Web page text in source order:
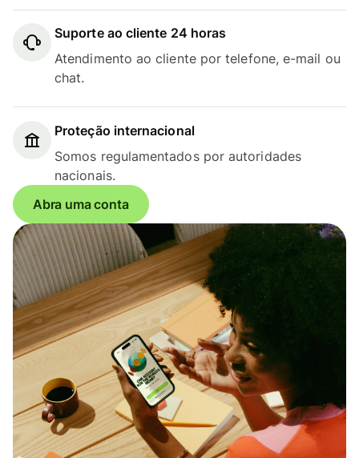
Suporte ao cliente 24 horas
Atendimento ao cliente por telefone, e-mail ou
chat.
Proteção internacional
Somos regulamentados por autoridades
nacionais.
Abra uma conta